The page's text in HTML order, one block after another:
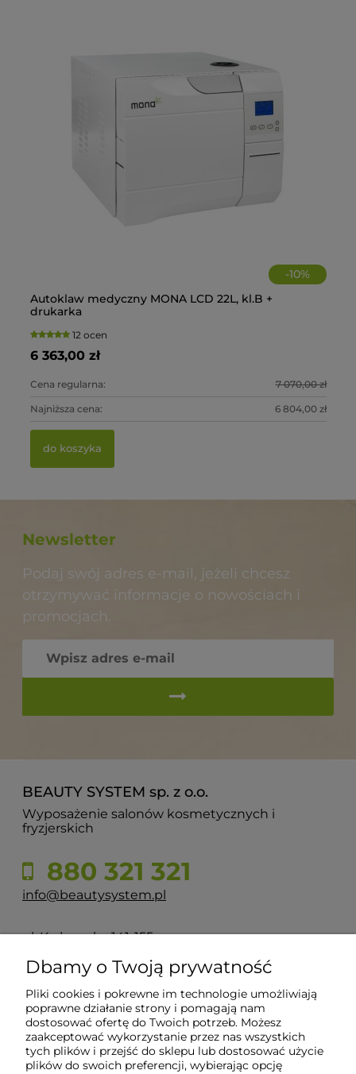
-10%
Autoklaw medyczny MONA LCD 22L, kl.B +
drukarka
12 ocen
6 363,00 zł
Cena regularna: 7 070,00 zł
Najniższa cena: 6 804,00 zł
do koszyka
Newsletter
Podaj swój adres e-mail, jeżeli chcesz
otrzymywać informacje o nowościach i
promocjach.
BEAUTY SYSTEM sp. z o.o.
Wyposażenie salonów kosmetycznych i
fryzjerskich
880 321 321
info@beautysystem.pl
ul. Krakowska 141-155
POMOC
INFORMACJE
Dbamy o Twoją prywatność
Pliki cookies i pokrewne im technologie umożliwiają
poprawne działanie strony i pomagają nam
dostosować ofertę do Twoich potrzeb. Możesz
zaakceptować wykorzystanie przez nas wszystkich
tych plików i przejść do sklepu lub dostosować użycie
plików do swoich preferencji, wybierając opcję